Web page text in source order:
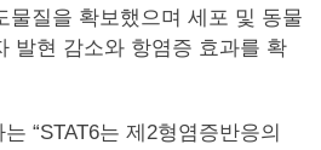
물질을 확보했으며 세포 및 동물
발현 감소와 항염증 효과를 확
“STAT6는 제2형염증반응의